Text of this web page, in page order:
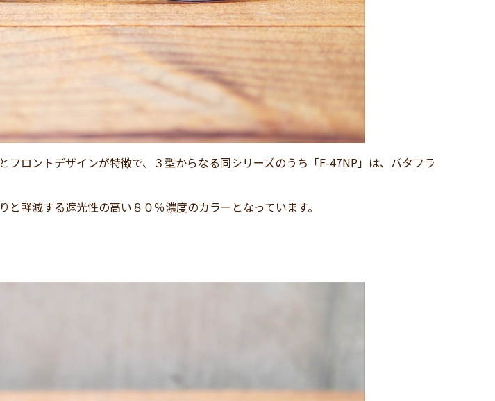
フロントデザインが特徴で、３型からなる同シリーズのうち「F-47NP」は、バタフラ
軽減する遮光性の高い８０％濃度のカラーとなっています。